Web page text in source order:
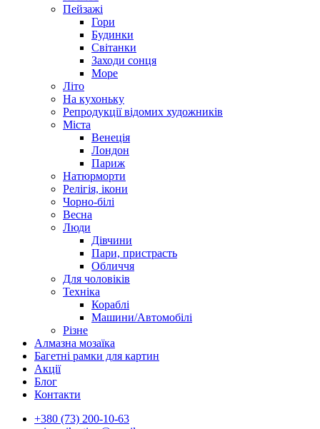
Пейзажі
Гори
Будинки
Світанки
Заходи сонця
Море
Літо
На кухоньку
Репродукції відомих художників
Міста
Венеція
Лондон
Париж
Натюрморти
Релігія, ікони
Чорно-білі
Весна
Люди
Дівчини
Пари, пристрасть
Обличчя
Для чоловіків
Техніка
Кораблі
Машини/Автомобілі
Різне
Алмазна мозаїка
Багетні рамки для картин
Акції
Блог
Контакти
+380 (73) 200-10-63